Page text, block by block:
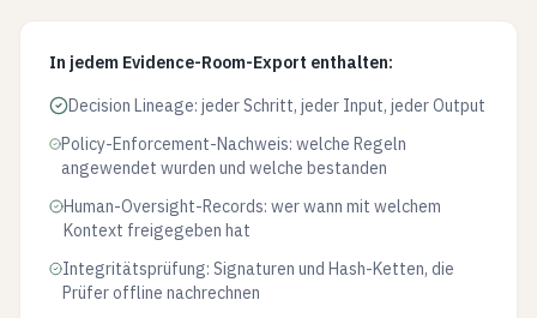
In jedem Evidence-Room-Export enthalten:
Decision Lineage: jeder Schritt, jeder Input, jeder Output
Policy-Enforcement-Nachweis: welche Regeln
angewendet wurden und welche bestanden
Human-Oversight-Records: wer wann mit welchem
Kontext freigegeben hat
Integritätsprüfung: Signaturen und Hash-Ketten, die
Prüfer offline nachrechnen